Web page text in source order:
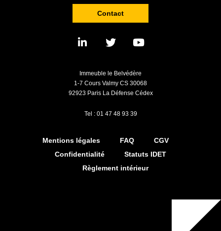
Contact
Immeuble le Belvédère
1-7 Cours Valmy CS 30068
92923 Paris La Défense Cédex
Tel : 01 47 48 93 39
Mentions légales FAQ
CGV
Confidentialité
Statuts IDET
Règlement intérieur